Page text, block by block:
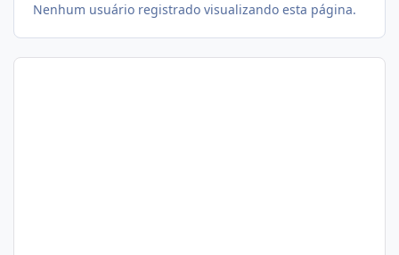
Nenhum usuário registrado visualizando esta página.